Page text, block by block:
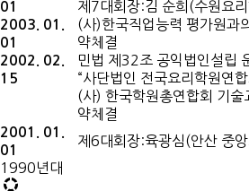
01
제7대회장:김 순희(수원요
2003. 01.
01
(사)한국직업능력 평가원과
약체결
2002. 02.
15
민법 제32조 공익법인설립
“사단법인 전국요리학원연
(사) 한국학원총연합회 기술
약체결
2001. 01.
01
제6대회장:육광심(안산 중
1990년대